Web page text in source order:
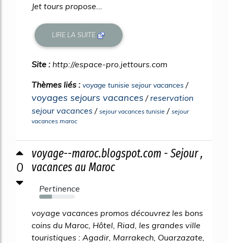
Jet tours propose...
LIRE LA SUITE
Site : http://espace-pro.jettours.com
Thèmes liés : voyage tunisie sejour vacances /
voyages sejours vacances / reservation
sejour vacances / sejour vacances tunisie / sejour
vacances maroc
0
voyage--maroc.blogspot.com - Sejour ,
vacances au Maroc
Pertinence
36%
voyage vacances promos découvrez les bons
coins du Maroc, Hôtel, Riad, les grandes ville
touristiques : Agadir, Marrakech, Ouarzazate,